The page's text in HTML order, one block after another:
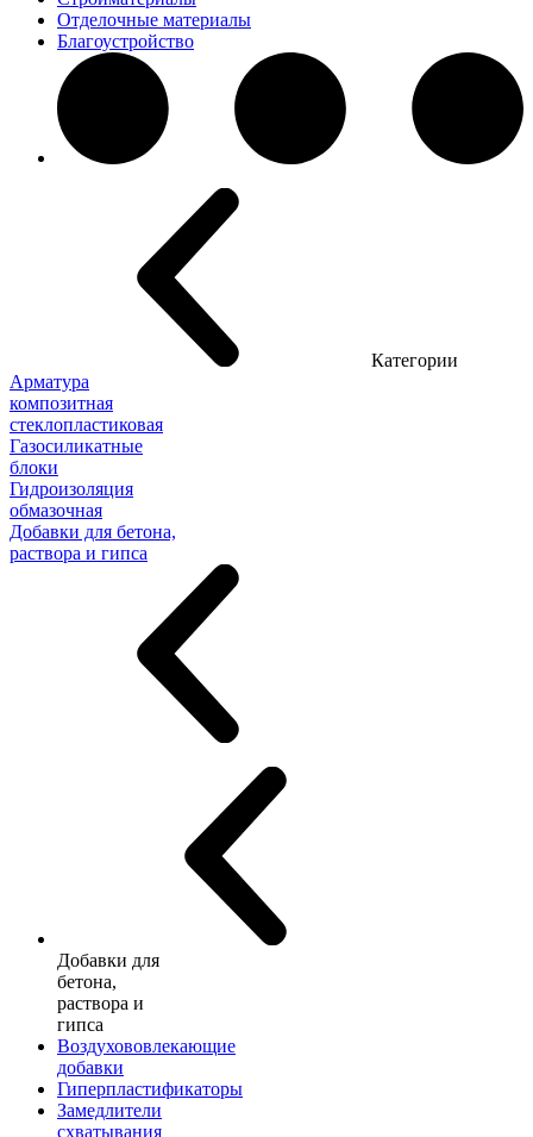
Отделочные материалы
Благоустройство
Категории
Арматура
композитная
стеклопластиковая
Газосиликатные
блоки
Гидроизоляция
обмазочная
Добавки для бетона,
раствора и гипса
Добавки для
бетона,
раствора и
гипса
Воздухововлекающие
добавки
Гиперпластификаторы
Замедлители
схватывания